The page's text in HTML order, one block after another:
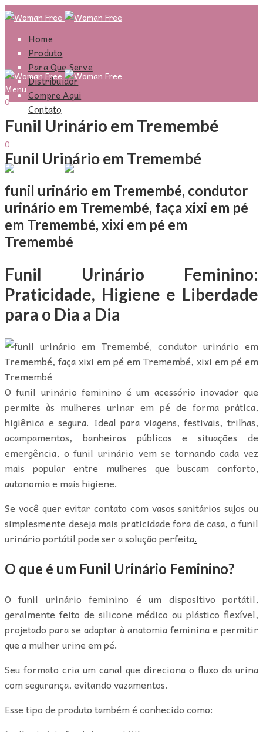
Home
Produto
Para Que Serve
Distribuidor
Compre Aqui
Contato
Olá, Entrar
0
Carrinho R$ 0,00
Menu
Menu
0
Carrinho R$0,00
Funil Urinário em Tremembé
Funil Urinário em Tremembé
funil urinário em Tremembé, condutor
urinário em Tremembé, faça xixi em pé
em Tremembé, xixi em pé em
Tremembé
Funil Urinário Feminino:
Praticidade, Higiene e Liberdade
para o Dia a Dia
O funil urinário feminino é um acessório inovador que
permite às mulheres urinar em pé de forma prática,
higiênica e segura. Ideal para viagens, festivais, trilhas,
acampamentos, banheiros públicos e situações de
emergência, o funil urinário vem se tornando cada vez
mais popular entre mulheres que buscam conforto,
autonomia e mais higiene.
Se você quer evitar contato com vasos sanitários sujos ou
simplesmente deseja mais praticidade fora de casa, o funil
urinário portátil pode ser a solução perfeita.
O que é um Funil Urinário Feminino?
O funil urinário feminino é um dispositivo portátil,
geralmente feito de silicone médico ou plástico flexível,
projetado para se adaptar à anatomia feminina e permitir
que a mulher urine em pé.
Seu formato cria um canal que direciona o fluxo da urina
com segurança, evitando vazamentos.
Esse tipo de produto também é conhecido como: